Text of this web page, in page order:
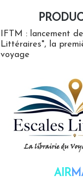
IFTM : lancement
Littéraires", la
voyage
AIR